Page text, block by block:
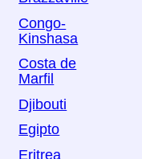
Congo-
Kinshasa
Costa de
Marfil
Djibouti
Egipto
Eritrea